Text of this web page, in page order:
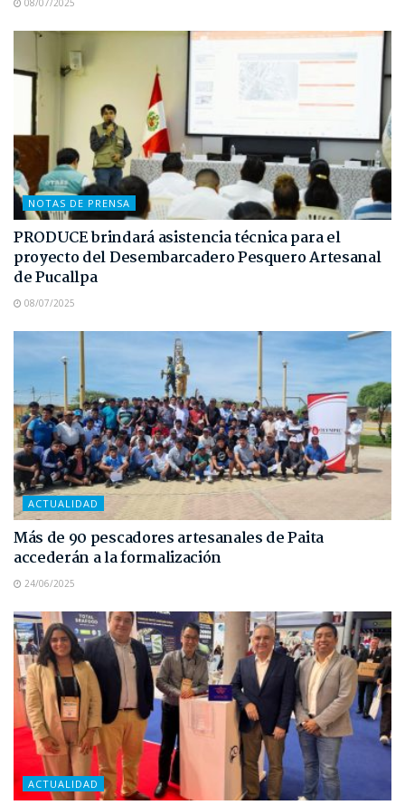
NOTAS DE PRENSA
PRODUCE brindará asistencia técnica para el
proyecto del Desembarcadero Pesquero Artesanal
de Pucallpa
08/07/2025
ACTUALIDAD
Más de 90 pescadores artesanales de Paita
accederán a la formalización
24/06/2025
ACTUALIDAD